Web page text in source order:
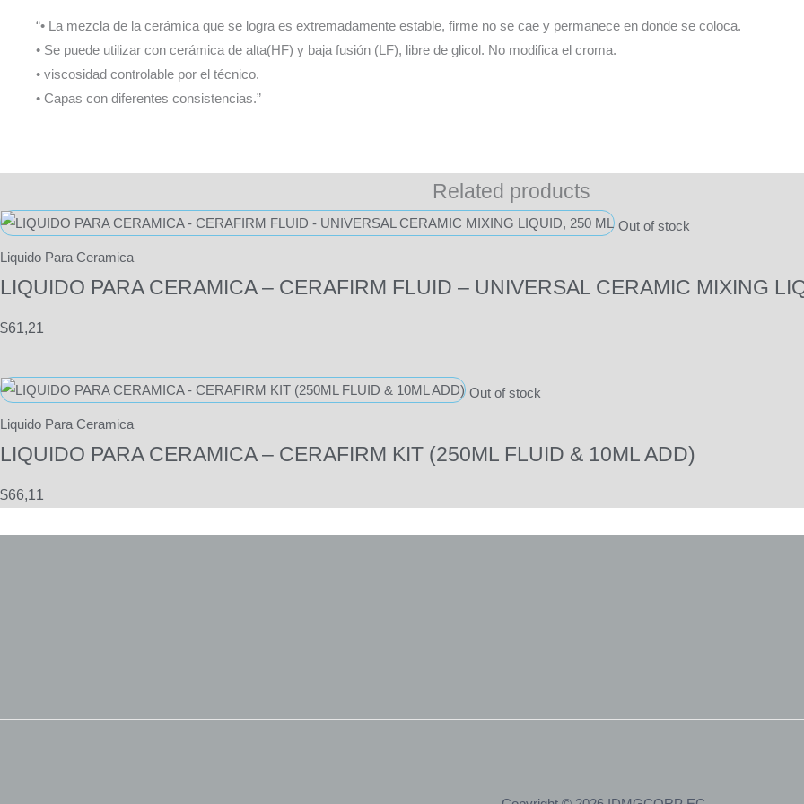
“• La mezcla de la cerámica que se logra es extremadamente estable, firme no se cae y permanece en donde se coloca.
• Se puede utilizar con cerámica de alta(HF) y baja fusión (LF), libre de glicol. No modifica el croma.
• viscosidad controlable por el técnico.
• Capas con diferentes consistencias.”
Related products
Out of stock
Liquido Para Ceramica
LIQUIDO PARA CERAMICA – CERAFIRM FLUID – UNIVERSAL CERAMIC MIXING
$61,21
Out of stock
Liquido Para Ceramica
LIQUIDO PARA CERAMICA – CERAFIRM KIT (250ML FLUID & 10ML ADD)
$66,11